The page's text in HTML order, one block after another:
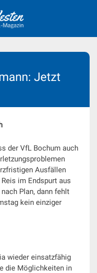
Jetzt
der VfL Bochum auch
Ausfällen
im Endspurt aus
Plan, dann fehlt
kein einziger
wieder einsatzfähig
die Möglichkeiten in